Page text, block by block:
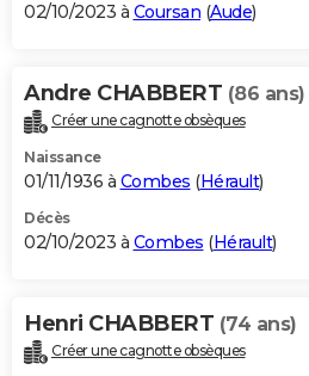
02/10/2023 à Coursan (Aude)
Andre CHABBERT (86 ans)
Créer une cagnotte obsèques
Naissance
01/11/1936 à Combes (Hérault)
Décès
02/10/2023 à Combes (Hérault)
Henri CHABBERT (74 ans)
Créer une cagnotte obsèques